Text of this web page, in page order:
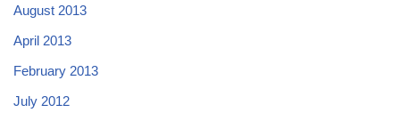
August 2013
April 2013
February 2013
July 2012